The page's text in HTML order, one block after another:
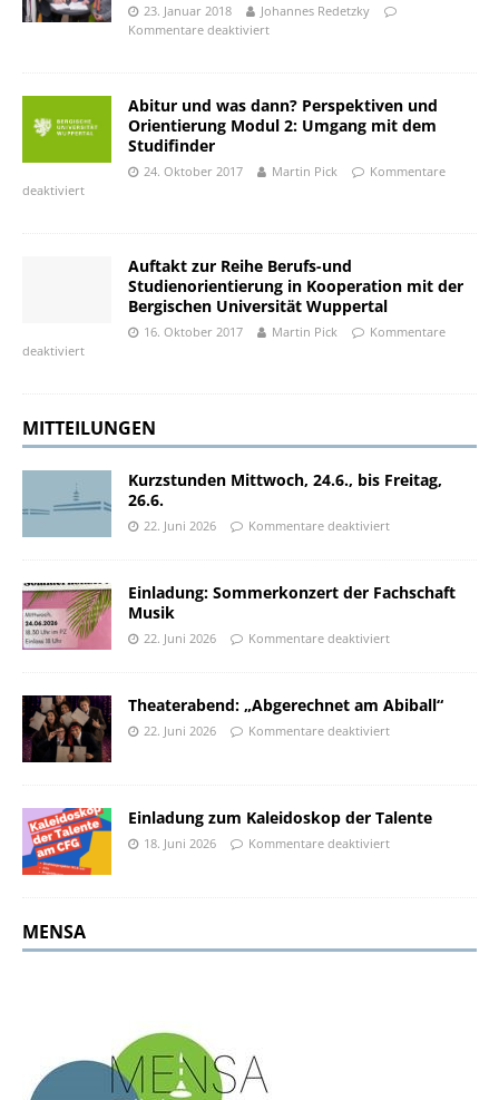
23. Januar 2018
Johannes Redetzky
Kommentare deaktiviert
Abitur und was dann? Perspektiven und
Orientierung Modul 2: Umgang mit dem
Studifinder
24. Oktober 2017 Martin Pick
Kommentare
deaktiviert
Auftakt zur Reihe Berufs-und
Studienorientierung in Kooperation mit der
Bergischen Universität Wuppertal
16. Oktober 2017 Martin Pick
Kommentare
deaktiviert
MITTEILUNGEN
Kurzstunden Mittwoch, 24.6., bis Freitag,
26.6.
22. Juni 2026 Kommentare deaktiviert
Einladung: Sommerkonzert der Fachschaft
Musik
22. Juni 2026 Kommentare deaktiviert
Theaterabend: „Abgerechnet am Abiball“
22. Juni 2026 Kommentare deaktiviert
Einladung zum Kaleidoskop der Talente
18. Juni 2026 Kommentare deaktiviert
MENSA